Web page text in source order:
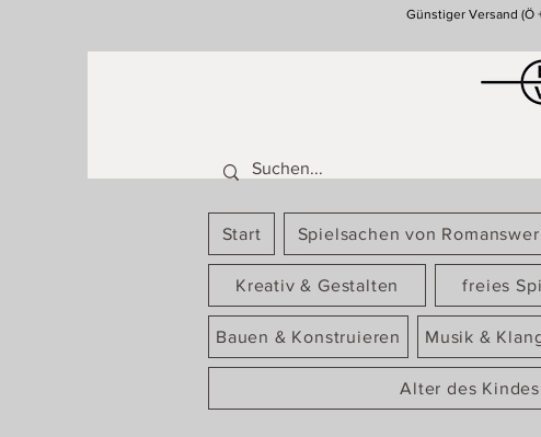
Günstiger Versand (Ö
Start Spielsachen von
Kreativ & Gestalten freies
Bauen & Konstruieren Musik &
Alter des Kindes